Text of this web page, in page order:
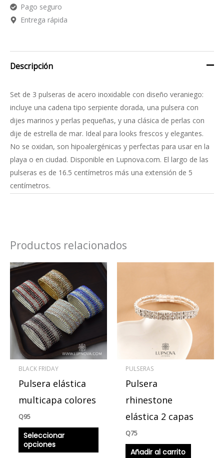
Pago seguro
Entrega rápida
Descripción
Set de 3 pulseras de acero inoxidable con diseño veraniego:
incluye una cadena tipo serpiente dorada, una pulsera con
dijes marinos y perlas pequeñas, y una clásica de perlas con
dije de estrella de mar. Ideal para looks frescos y elegantes.
No se oxidan, son hipoalergénicas y perfectas para usar en la
playa o en ciudad. Disponible en Lupnova.com. El largo de las
pulseras es de 16.5 centímetros más una extensión de 5
centímetros.
Productos relacionados
BLACK FRIDAY
Pulsera elástica
multicapa colores
Q95
Seleccionar
opciones
Este
múltiples
variantes.
opciones
se
PULSERAS
Pulsera
rhinestone
elástica 2 capas
Q75
Añadir al carrito